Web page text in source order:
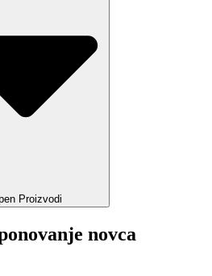
Proizvodi
novca